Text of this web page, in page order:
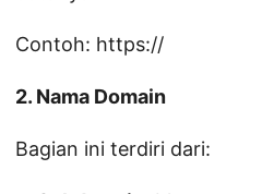
Contoh: https://
2. Nama Domain
Bagian ini terdiri dari: